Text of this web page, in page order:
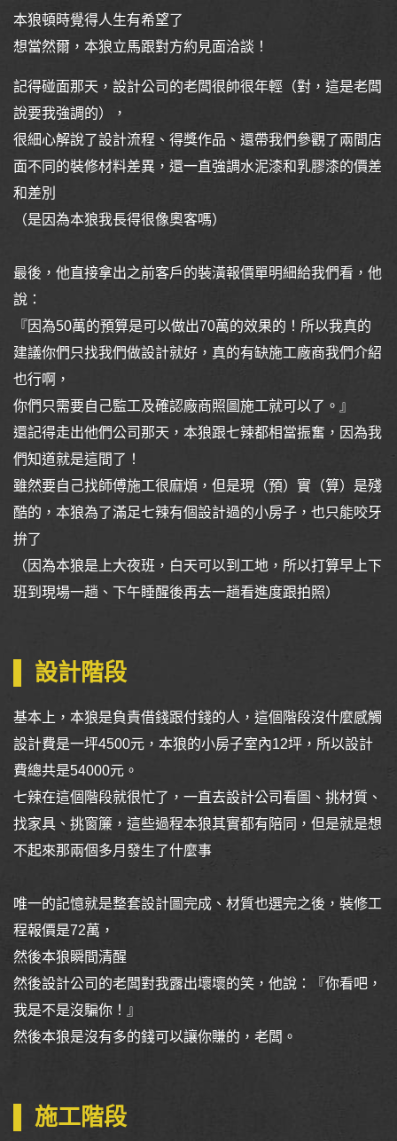
本狼頓時覺得人生有希望了
想當然爾，本狼立馬跟對方約見面洽談！
記得碰面那天，設計公司的老闆很帥很年輕（對，這是老闆
說要我強調的），
很細心解說了設計流程、得獎作品、還帶我們參觀了兩間店
面不同的裝修材料差異，還一直強調水泥漆和乳膠漆的價差
和差別
（是因為本狼我長得很像奧客嗎）
最後，他直接拿出之前客戶的裝潢報價單明細給我們看，他
說：
『因為50萬的預算是可以做出70萬的效果的！所以我真的
建議你們只找我們做設計就好，真的有缺施工廠商我們介紹
也行啊，
你們只需要自己監工及確認廠商照圖施工就可以了。』
還記得走出他們公司那天，本狼跟七辣都相當振奮，因為我
們知道就是這間了！
雖然要自己找師傅施工很麻煩，但是現（預）實（算）是殘
酷的，本狼為了滿足七辣有個設計過的小房子，也只能咬牙
拚了
（因為本狼是上大夜班，白天可以到工地，所以打算早上下
班到現場一趟、下午睡醒後再去一趟看進度跟拍照）
設計階段
基本上，本狼是負責借錢跟付錢的人，這個階段沒什麼感觸
設計費是一坪4500元，本狼的小房子室內12坪，所以設計
費總共是54000元。
七辣在這個階段就很忙了，一直去設計公司看圖、挑材質、
找家具、挑窗簾，這些過程本狼其實都有陪同，但是就是想
不起來那兩個多月發生了什麼事
唯一的記憶就是整套設計圖完成、材質也選完之後，裝修工
程報價是72萬，
然後本狼瞬間清醒
然後設計公司的老闆對我露出壞壞的笑，他說：『你看吧，
我是不是沒騙你！』
然後本狼是沒有多的錢可以讓你賺的，老闆。
施工階段